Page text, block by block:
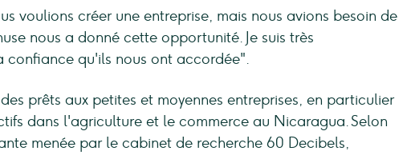
voulions créer une entreprise, mais nous avions besoin de
nous a donné cette opportunité. Je suis très
confiance qu'ils nous ont accordée".
prêts aux petites et moyennes entreprises, en particulier
dans l'agriculture et le commerce au Nicaragua. Selon
menée par le cabinet de recherche 60 Decibels,